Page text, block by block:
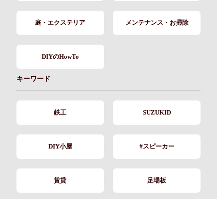
庭・エクステリア メンテナンス・お掃除
DIYのHowTo
キーワード
鉄工 SUZUKID
DIY小屋 #スピーカー
賃貸 足場板